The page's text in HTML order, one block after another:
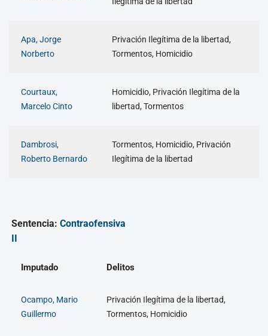
Apa, Jorge
Norberto
Privación Ilegítima de la libertad,
Tormentos, Homicidio
Courtaux,
Marcelo Cinto
Homicidio, Privación Ilegítima de la
libertad, Tormentos
Dambrosi,
Roberto Bernardo
Tormentos, Homicidio, Privación
Ilegítima de la libertad
Sentencia:Contraofensiva
Imputado Delitos
Ocampo, Mario
Guillermo
Privación Ilegítima de la libertad,
Tormentos, Homicidio